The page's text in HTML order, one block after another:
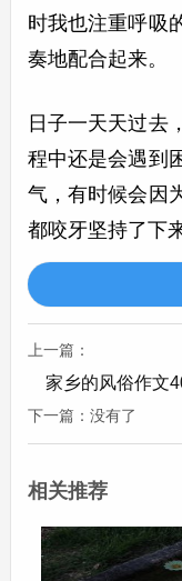
时我也注重呼吸
奏地配合起来。
日子一天天过去
程中还是会遇到
气，有时候会因
都咬牙坚持了下
赛场上，我充满
起，我和其他选
当我冲过终点线
豪。我知道，通
上一篇：
家乡的风俗作文
下一篇：没有了
相关推荐